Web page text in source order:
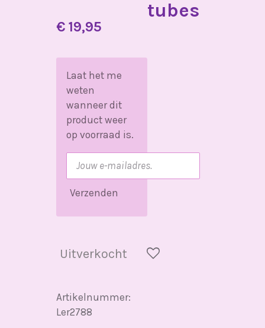
tubes
€ 19,95
Laat het me
weten
wanneer dit
product weer
op voorraad is.
Verzenden
Uitverkocht
Artikelnummer:
Ler2788